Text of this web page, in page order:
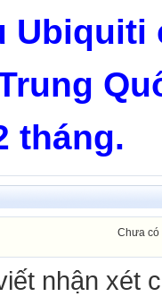
Ubiquiti
tháng.
Chưa có
nhận xét